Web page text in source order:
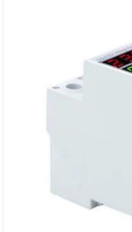
progettazione
adottano
con PE affidabile